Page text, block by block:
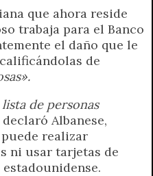
que ahora reside
trabaja para el Banco
el daño que le
de
de personas
declaró Albanese,
realizar
ni usar tarjetas de